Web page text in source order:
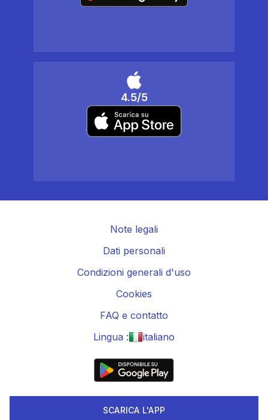
SCARICA L'APP
4.5/5
Note legali
Dati personali
Condizioni generali d'uso
Cookies
FAQ e contatto
Lingua :
italiano